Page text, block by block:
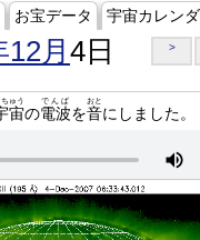
お宝データ 宇宙カレン
月 4日 >
宙
ちゅう
の電波
でんぱ
を音
おと
にしました。